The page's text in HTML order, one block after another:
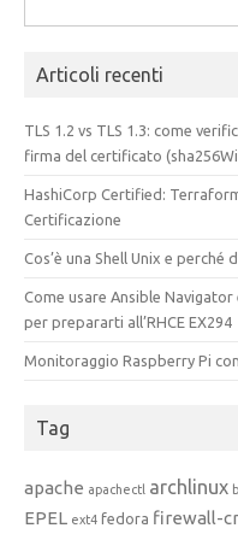
per:
Articoli recenti
TLS 1.2 vs TLS 1.3: come
firma del certificato
HashiCorp Certified:
Certificazione
Cos’è una Shell Unix e perché
Come usare Ansible Navigator
per prepararti all’RHCE EX294
Monitoraggio Raspberry Pi
Tag
apache apachectl archlinux
EPEL ext4 fedora firewall-